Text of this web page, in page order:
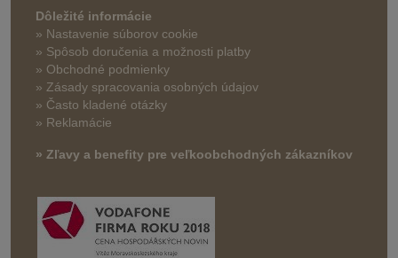
Dôležité informácie
» Nastavenie súborov cookie
» Spôsob doručenia a možnosti platby
» Obchodné podmienky
» Zásady spracovania osobných údajov
» Často kladené otázky
» Reklamácie
» Zľavy a benefity pre veľkoobchodných zákazníkov